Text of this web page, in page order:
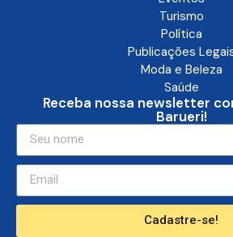
Turismo
Política
Publicações
Moda e Beleza
Saúde
Receba nossa newsletter
Barueri!
Cadastre-se!